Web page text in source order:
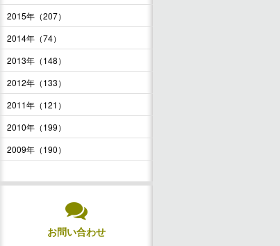
2015年（207）
2014年（74）
2013年（148）
2012年（133）
2011年（121）
2010年（199）
2009年（190）
お問い合わせ